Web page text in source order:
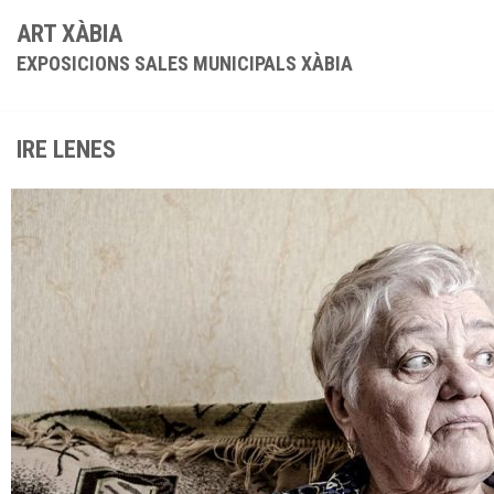
ART XÀBIA
EXPOSICIONS SALES MUNICIPALS XÀBIA
IRE LENES